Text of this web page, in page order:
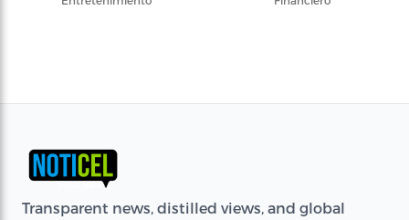
Transparent news, distilled views, and global